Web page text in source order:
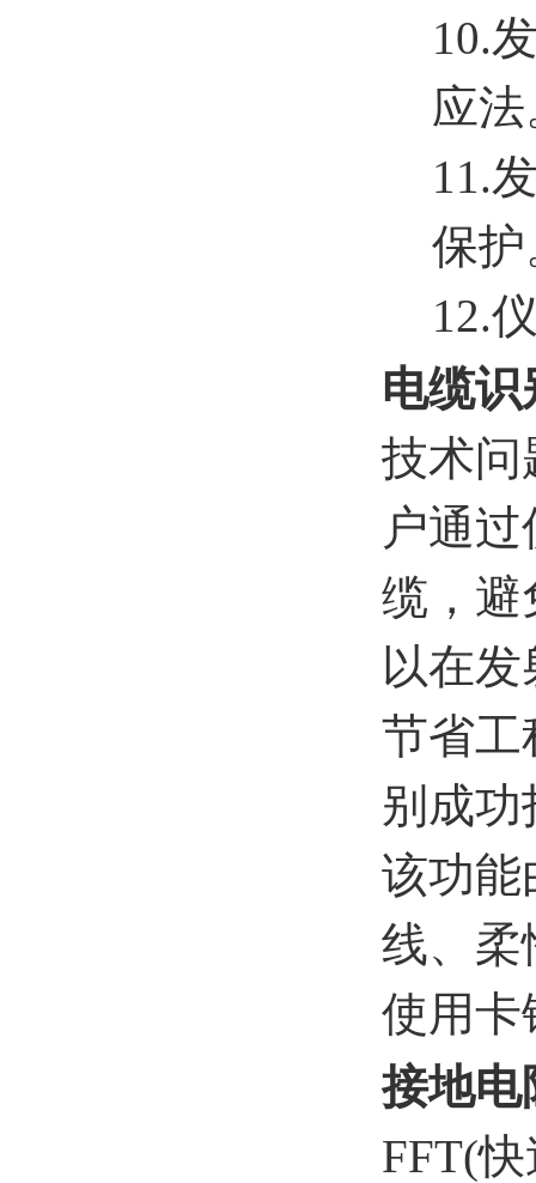
10.
应
11.
保护
12.
电缆识
技术问
户通
缆，避
以在
节省工
别成
该功能
线、柔
使用卡
接地电
FFT(